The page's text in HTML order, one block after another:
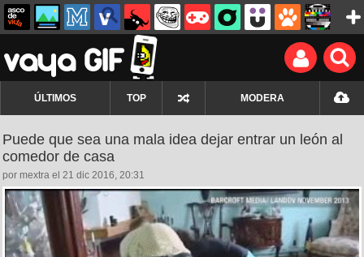
ÚLTIMOS TOP MODERA
Puede que sea una mala idea dejar entrar un león al
comedor de casa
por mextra el 21 dic 2016, 20:31